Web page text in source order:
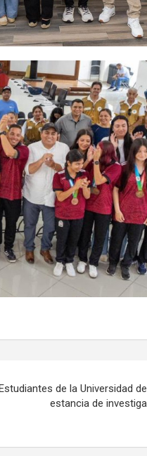
de la Universidad
estancia de